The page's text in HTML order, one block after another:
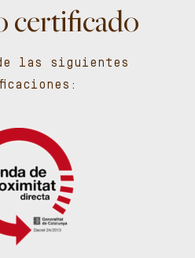
certificado
de las siguientes